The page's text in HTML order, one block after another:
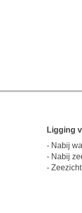
Ligging
- Nabij
- Nabij
- Zeezicht